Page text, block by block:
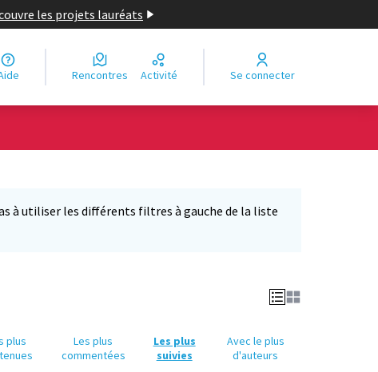
les projets lauréats
Aide Rencontres Activité Se connecter
à utiliser les différents filtres à gauche de la liste
plus
Les plus
commentées
Les plus
suivies
Avec le plus
d'auteurs